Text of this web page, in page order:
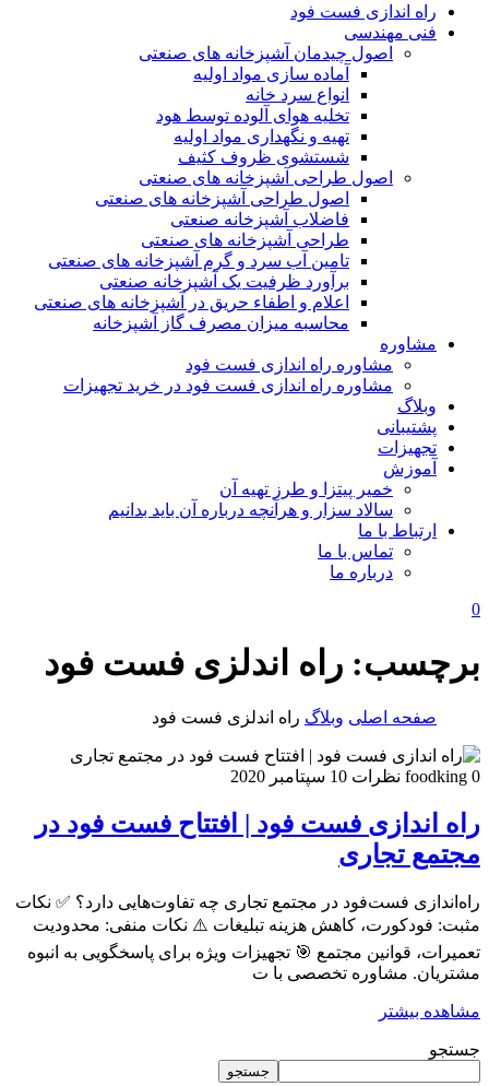
راه اندازی فست فود
فنی مهندسی
اصول چیدمان آشپزخانه های صنعتی
آماده سازی مواد اولیه
انواع سرد خانه
تخلیه هوای آلوده توسط هود
تهیه و نگهداری مواد اولیه
شستشوی ظروف کثیف
اصول طراحی آشپزخانه های صنعتی
اصول طراحی آشپزخانه های صنعتی
فاضلاب آشپزخانه صنعتی
طراحی آشپزخانه های صنعتی
تامین آب سرد و گرم آشپزخانه های صنعتی
برآورد ظرفیت یک آشپزخانه صنعتی
اعلام و اطفاء حریق در آشپزخانه های صنعتی
محاسبه میزان مصرف گاز آشپزخانه
مشاوره
مشاوره راه اندازی فست فود
مشاوره راه اندازی فست فود در خرید تجهیزات
وبلاگ
پشتیبانی
تجهیزات
آموزش
خمیر پیتزا و طرز تهیه آن
سالاد سزار و هرآنچه درباره آن باید بدانیم
ارتباط با ما
تماس با ما
درباره ما
0
برچسب: راه اندلزی فست فود
صفحه اصلی وبلاگ راه اندلزی فست فود
foodking 0 نظرات 10 سپتامبر 2020
راه اندازی فست فود | افتتاح فست فود در
مجتمع تجاری
راه‌اندازی فست‌فود در مجتمع تجاری چه تفاوت‌هایی دارد؟ ✅ نکات
مثبت: فودکورت، کاهش هزینه تبلیغات ⚠️ نکات منفی: محدودیت
تعمیرات، قوانین مجتمع 🎯 تجهیزات ویژه برای پاسخگویی به انبوه
مشتریان. مشاوره تخصصی با ت
مشاهده بیشتر
جستجو
جستجو